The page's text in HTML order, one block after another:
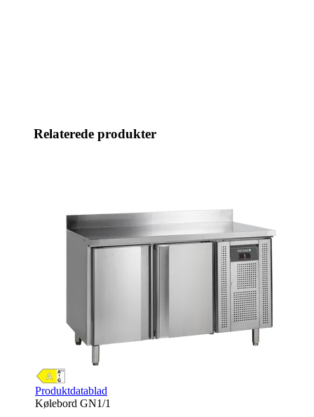
Relaterede produkter
Produktdatablad
Kølebord GN1/1